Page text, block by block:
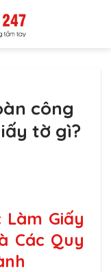
công
tờ gì?
Làm Giấy
Các Quy